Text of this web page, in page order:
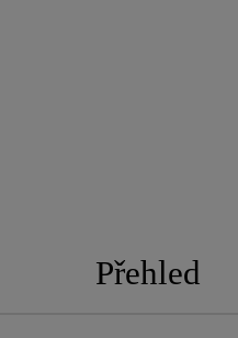
Přehled